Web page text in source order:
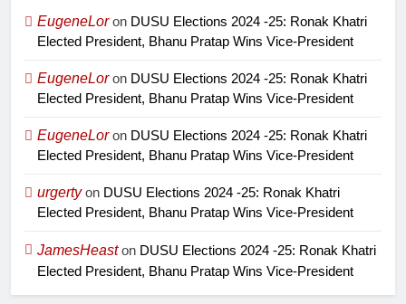
EugeneLoron DUSU Elections 2024 -25: Ronak Khatri
Elected President, Bhanu Pratap Wins Vice-President
EugeneLoron DUSU Elections 2024 -25: Ronak Khatri
Elected President, Bhanu Pratap Wins Vice-President
EugeneLoron DUSU Elections 2024 -25: Ronak Khatri
Elected President, Bhanu Pratap Wins Vice-President
urgertyon DUSU Elections 2024 -25: Ronak Khatri
Elected President, Bhanu Pratap Wins Vice-President
JamesHeaston DUSU Elections 2024 -25: Ronak Khatri
Elected President, Bhanu Pratap Wins Vice-President